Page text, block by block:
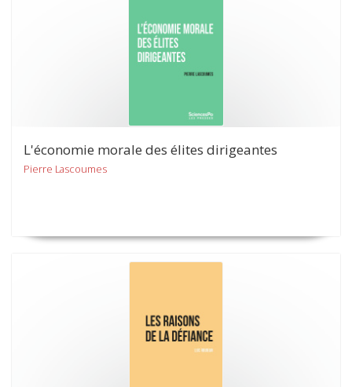
L'économie morale des élites dirigeantes
Pierre Lascoumes